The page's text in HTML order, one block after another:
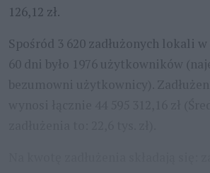
126,12 zł.
Spośród 3 620 zadłużonych lokali
60 dni było 1976 użytkowników